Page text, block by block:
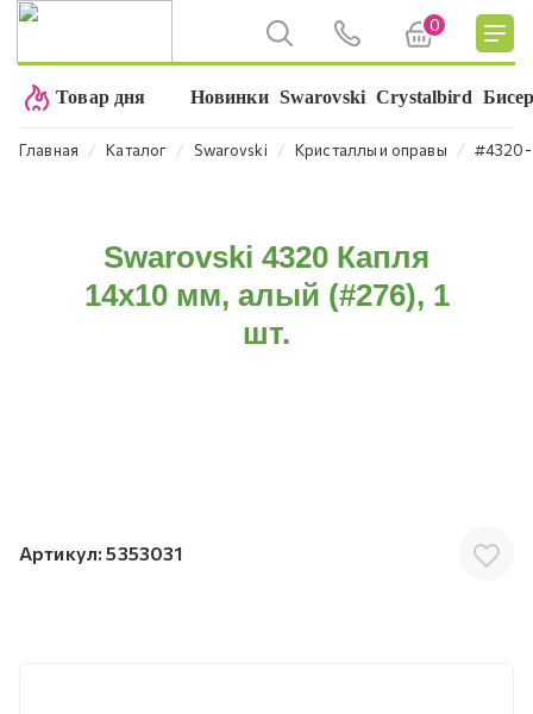
0
Товар дня Новинки Swarovski Crystalbird
Главная ⁄ Каталог ⁄ Swarovski ⁄ Кристаллы и оправы ⁄ #4320-
Swarovski 4320 Капля
14х10 мм, алый (#276), 1
шт.
Артикул: 5353031